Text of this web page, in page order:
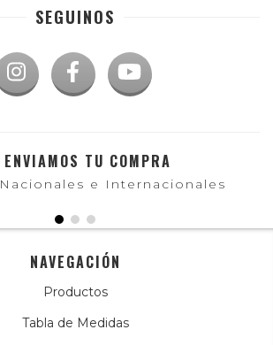
SEGUINOS
ENVIAMOS TU COMPRA
e Internacionales
NAVEGACIÓN
Productos
Tabla de Medidas